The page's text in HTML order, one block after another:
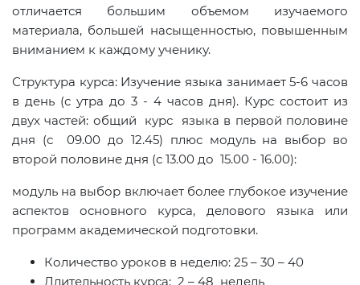
отличается большим объемом изучаемого
материала, большей насыщенностью, повышенным
вниманием к каждому ученику.
Структура курса: Изучение языка занимает 5-6 часов
в день (с утра до 3 - 4 часов дня). Курс состоит из
двух частей: общий курс языка в первой половине
дня (с 09.00 до 12.45) плюс модуль на выбор во
второй половине дня (с 13.00 до 15.00 - 16.00):
модуль на выбор включает более глубокое изучение
аспектов основного курса, делового языка или
программ академической подготовки.
Количество уроков в неделю: 25 – 30 – 40
Длительность курса: 2 – 48 недель